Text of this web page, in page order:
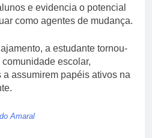
e evidencia o potencial
como agentes de mudança.
a estudante tornou-
escolar,
assumirem papéis ativos na
Amaral